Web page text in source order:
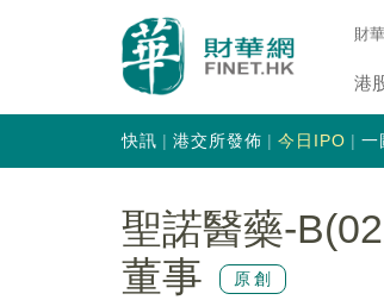
財
港
快訊 港交所發佈 今日IPO 一
聖諾醫藥-
董事
原創